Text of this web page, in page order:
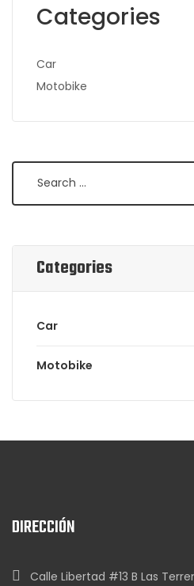
Categories
Car
Motobike
Categories
Car
Motobike
DIRECCIÓN
Calle Libertad #13 B Las